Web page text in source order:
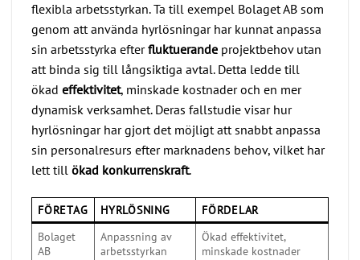
flexibla arbetsstyrkan. Ta till exempel Bolaget AB som
genom att använda hyrlösningar har kunnat anpassa
sin arbetsstyrka efterfluktuerande projektbehov utan
att binda sig till långsiktiga avtal. Detta ledde till
ökad effektivitet, minskade kostnader och en mer
dynamisk verksamhet. Deras fallstudie visar hur
hyrlösningar har gjort det möjligt att snabbt anpassa
sin personalresurs efter marknadens behov, vilket har
lett till ökad konkurrenskraft.
FÖRETAG HYRLÖSNING
FÖRDELAR
Bolaget
AB
Anpassning av
arbetsstyrkan
Ökad effektivitet,
minskade kostnader